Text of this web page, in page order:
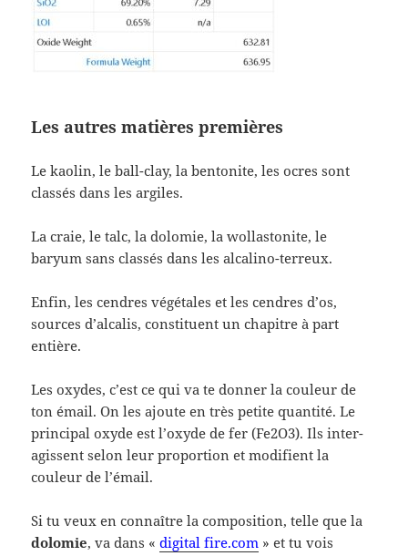
Les autres matières premières
Le kaolin, le ball-clay, la bentonite, les ocres sont
classés dans les argiles.
La craie, le talc, la dolomie, la wollastonite, le
baryum sans classés dans les alcalino-terreux.
Enfin, les cendres végétales et les cendres d’os,
sources d’alcalis, constituent un chapitre à part
entière.
Les oxydes, c’est ce qui va te donner la couleur de
ton émail. On les ajoute en très petite quantité. Le
principal oxyde est l’oxyde de fer (Fe2O3). Ils inter-
agissent selon leur proportion et modifient la
couleur de l’émail.
Si tu veux en connaître la composition, telle que la
dolomie, va dans «digital fire.com » et tu vois